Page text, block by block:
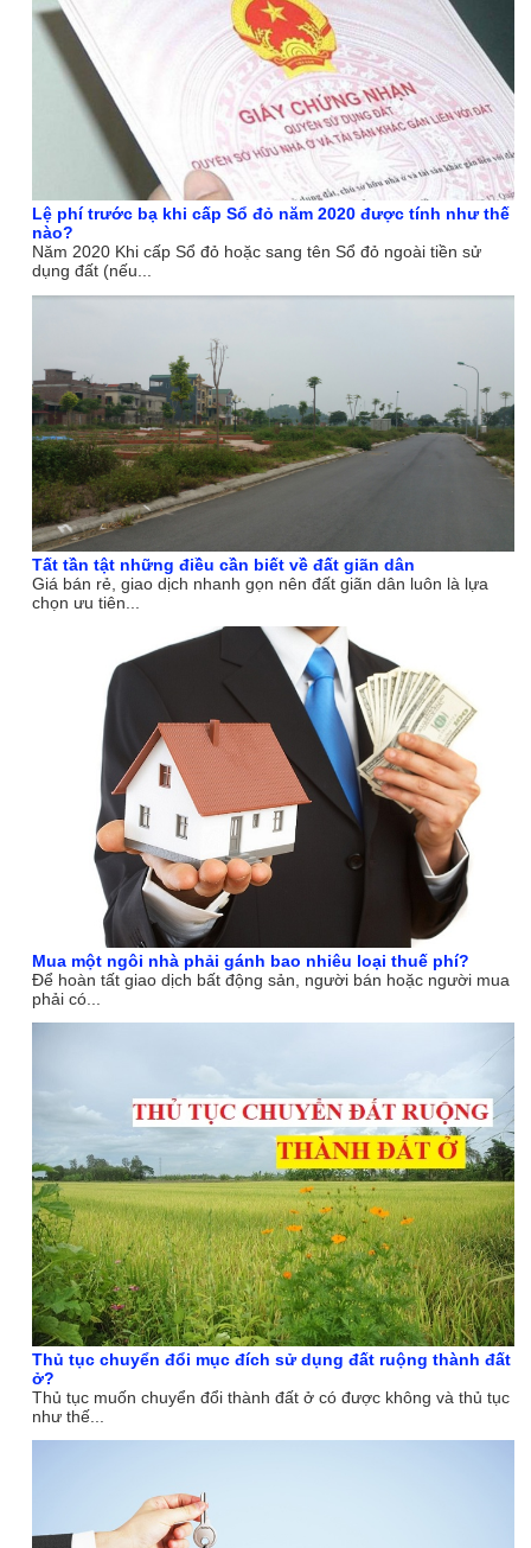
Lệ phí trước bạ khi cấp Sổ đỏ năm 2020 được tính như thế
nào?
Năm 2020 Khi cấp Sổ đỏ hoặc sang tên Sổ đỏ ngoài tiền sử
dụng đất (nếu...
Tất tần tật những điều cần biết về đất giãn dân
Giá bán rẻ, giao dịch nhanh gọn nên đất giãn dân luôn là lựa
chọn ưu tiên...
Mua một ngôi nhà phải gánh bao nhiêu loại thuế phí?
Để hoàn tất giao dịch bất động sản, người bán hoặc người mua
phải có...
Thủ tục chuyển đổi mục đích sử dụng đất ruộng thành đất
ở?
Thủ tục muốn chuyển đổi thành đất ở có được không và thủ tục
như thế...